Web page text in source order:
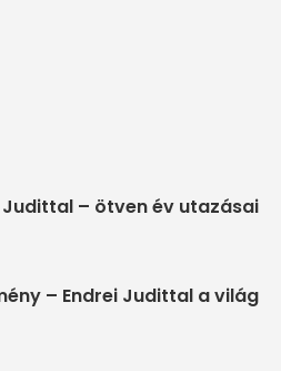
Judittal – ötven év utazásai
– Endrei Judittal a világ